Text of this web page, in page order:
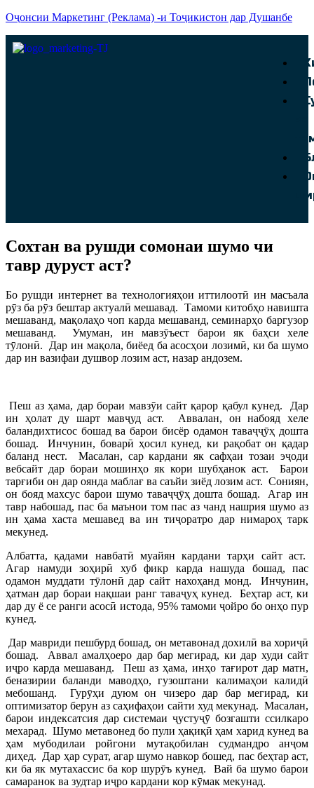
Оҷонсии Маркетинг (Реклама) -и Тоҷикистон дар Душанбе
Сохтан ва рушди сомонаи шумо чи
тавр дуруст аст?
Бо рушди интернет ва технологияҳои иттилоотӣ ин масъала
рӯз ба рӯз бештар актуалӣ мешавад. Тамоми китобҳо навишта
мешаванд, мақолаҳо чоп карда мешаванд, семинарҳо баргузор
мешаванд. Умуман, ин мавзӯъест барои як баҳси хеле
тӯлонӣ. Дар ин мақола, биёед ба асосҳои лозимӣ, ки ба шумо
дар ин вазифаи душвор лозим аст, назар андозем.
Пеш аз ҳама, дар бораи мавзӯи сайт қарор қабул кунед. Дар
ин ҳолат ду шарт мавҷуд аст. Аввалан, он набояд хеле
баландихтисос бошад ва барои бисёр одамон таваҷҷӯҳ дошта
бошад. Инчунин, боварӣ ҳосил кунед, ки рақобат он қадар
баланд нест. Масалан, сар кардани як сафҳаи тозаи эҷоди
вебсайт дар бораи мошинҳо як кори шубҳанок аст. Барои
тарғиби он дар оянда маблағ ва саъйи зиёд лозим аст. Сониян,
он бояд махсус барои шумо таваҷҷӯҳ дошта бошад. Агар ин
тавр набошад, пас ба маънои том пас аз чанд нашрия шумо аз
ин ҳама хаста мешавед ва ин тиҷоратро дар нимароҳ тарк
мекунед.
Албатта, қадами навбатӣ муайян кардани тарҳи сайт аст.
Агар намуди зоҳирӣ хуб фикр карда нашуда бошад, пас
одамон муддати тӯлонӣ дар сайт нахоҳанд монд. Инчунин,
ҳатман дар бораи нақшаи ранг таваҷуҳ кунед. Беҳтар аст, ки
дар ду ё се ранги асосӣ истода, 95% тамоми ҷойро бо онҳо пур
кунед.
Дар мавриди пешбурд бошад, он метавонад дохилӣ ва хориҷӣ
бошад. Аввал амалҳоеро дар бар мегирад, ки дар худи сайт
иҷро карда мешаванд. Пеш аз ҳама, инҳо тағирот дар матн,
беназирии баланди маводҳо, гузоштани калимаҳои калидӣ
мебошанд. Гурӯҳи дуюм он чизеро дар бар мегирад, ки
оптимизатор берун аз саҳифаҳои сайти худ мекунад. Масалан,
барои индексатсия дар системаи ҷустуҷӯ бозгашти ссилкаро
мехарад. Шумо метавонед бо пули ҳақиқӣ ҳам харид кунед ва
ҳам мубодилаи ройгони мутақобилан судмандро анҷом
диҳед. Дар ҳар сурат, агар шумо навкор бошед, пас беҳтар аст,
ки ба як мутахассис ба кор шурӯъ кунед. Вай ба шумо барои
самаранок ва зудтар иҷро кардани кор кӯмак мекунад.